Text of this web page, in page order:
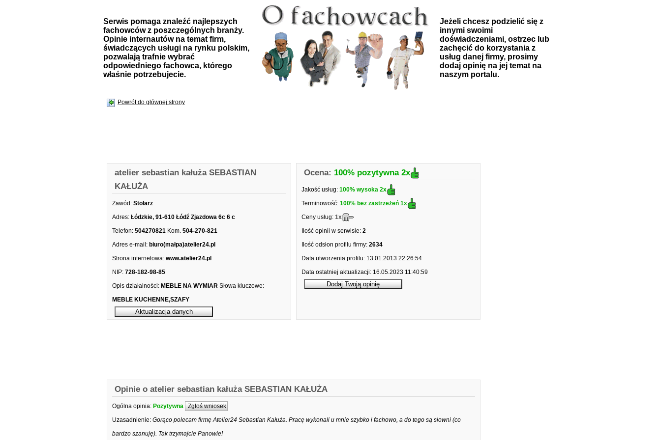
Serwis pomaga znaleźć najlepszych
fachowców z poszczególnych branży.
Opinie internautów na temat firm,
świadczących usługi na rynku polskim,
pozwalają trafnie wybrać
odpowiedniego fachowca, którego
właśnie potrzebujecie.
Jeżeli chcesz podzielić się z
innymi swoimi
doświadczeniami, ostrzec lub
zachęcić do korzystania z
usług danej firmy, prosimy
dodaj opinię na jej temat na
naszym portalu.
Powrót do głównej strony
atelier sebastian kałuża SEBASTIAN
KAŁUŻA
Zawód: Stolarz
Adres: Łódzkie, 91-610 Łódź Zjazdowa 6c 6 c
Telefon: 504270821 Kom. 504-270-821
Adres e-mail: biuro(małpa)atelier24.pl
Strona internetowa: www.atelier24.pl
NIP: 728-182-98-85
Opis działalności: MEBLE NA WYMIAR Słowa kluczowe:
MEBLE KUCHENNE,SZAFY
Ocena: 100% pozytywna 2x
Jakość usług: 100% wysoka 2x
Terminowość: 100% bez zastrzeżeń 1x
Ceny usług: 1x
Ilość opinii w serwisie: 2
Ilość odsłon profilu firmy: 2634
Data utworzenia profilu: 13.01.2013 22:26:54
Data ostatniej aktualizacji: 16.05.2023 11:40:59
Opinie o atelier sebastian kałuża SEBASTIAN KAŁUŻA
Ogólna opinia: Pozytywna Zgłoś wniosek
Uzasadnienie: Gorąco polecam firmę Atelier24 Sebastian Kałuża. Pracę wykonali u mnie szybko i fachowo, a do tego są słowni (co
bardzo szanuję). Tak trzymajcie Panowie!